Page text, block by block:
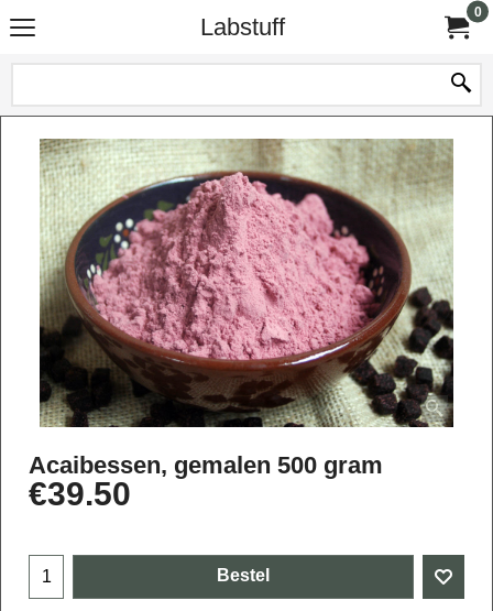
Labstuff
0
Acaibessen, gemalen 500 gram
€39.50
Bestel